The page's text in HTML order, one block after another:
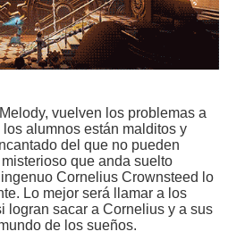
vuelven los problemas a
los alumnos están malditos y
del que no pueden
que anda suelto
Cornelius Crownsteed lo
Lo mejor será llamar a los
logran sacar a Cornelius y a sus
de los sueños.